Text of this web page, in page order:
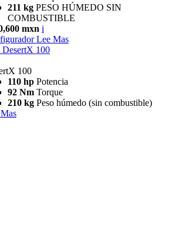
211 kg PESO HÚMEDO SIN
COMBUSTIBLE
mxn i
Lee Mas
DesertX 100
100
110 hp Potencia
92 Nm Torque
210 kg Peso húmedo (sin combustible)